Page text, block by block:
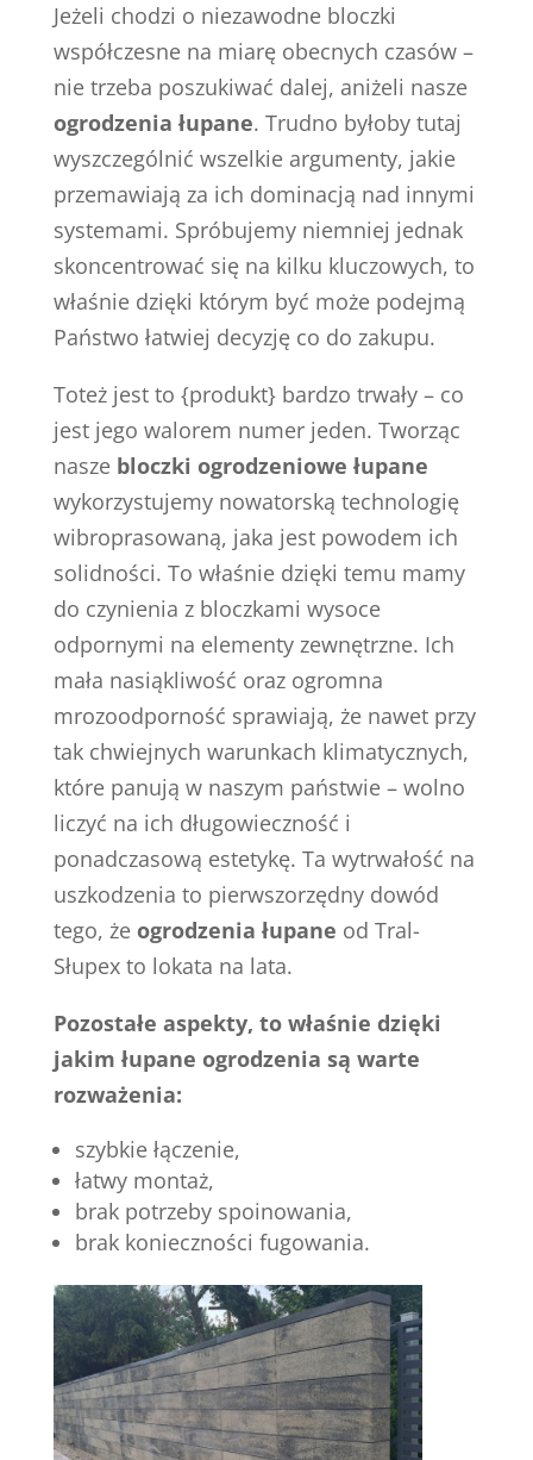
Jeżeli chodzi o niezawodne bloczki
współczesne na miarę obecnych czasów –
nie trzeba poszukiwać dalej, aniżeli nasze
ogrodzenia łupane. Trudno byłoby tutaj
wyszczególnić wszelkie argumenty, jakie
przemawiają za ich dominacją nad innymi
systemami. Spróbujemy niemniej jednak
skoncentrować się na kilku kluczowych, to
właśnie dzięki którym być może podejmą
Państwo łatwiej decyzję co do zakupu.
Toteż jest to {produkt} bardzo trwały – co
jest jego walorem numer jeden. Tworząc
nasze bloczki ogrodzeniowe łupane
wykorzystujemy nowatorską technologię
wibroprasowaną, jaka jest powodem ich
solidności. To właśnie dzięki temu mamy
do czynienia z bloczkami wysoce
odpornymi na elementy zewnętrzne. Ich
mała nasiąkliwość oraz ogromna
mrozoodporność sprawiają, że nawet przy
tak chwiejnych warunkach klimatycznych,
które panują w naszym państwie – wolno
liczyć na ich długowieczność i
ponadczasową estetykę. Ta wytrwałość na
uszkodzenia to pierwszorzędny dowód
tego, że ogrodzenia łupane od Tral-
Słupex to lokata na lata.
Pozostałe aspekty, to właśnie dzięki
jakim łupane ogrodzenia są warte
rozważenia:
szybkie łączenie,
łatwy montaż,
brak potrzeby spoinowania,
brak konieczności fugowania.